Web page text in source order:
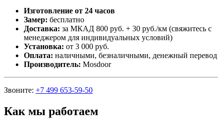
Изготовление от 24 часов
Замер: бесплатно
Доставка: за МКАД 800 руб. + 30 руб./км (свяжитесь с
менеджером для индивидуальных условий)
Установка: от 3 000 руб.
Оплата: наличными, безналичными, денежный перевод
Производитель: Mosdoor
Звоните: +7 499 653-59-50
Как мы работаем